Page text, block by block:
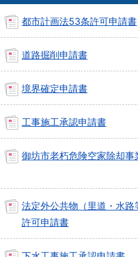
都市計画法53条許可申請書
道路掘削申請書
境界確定申請書
工事施工承認申請書
御坊市老朽危険空家除却事
法定外公共物（里道・水路
許可申請書